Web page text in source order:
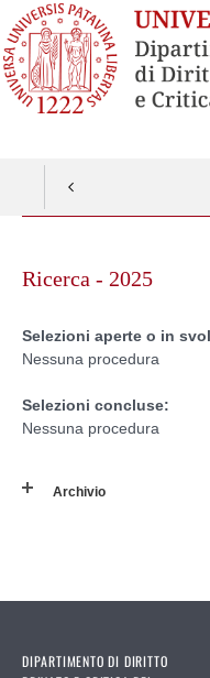
contentRicerca - 2025
Selezioni aperte o in
Nessuna procedura
Selezioni concluse:
Nessuna procedura
Archivio
DIPARTIMENTO DI DIRITTO